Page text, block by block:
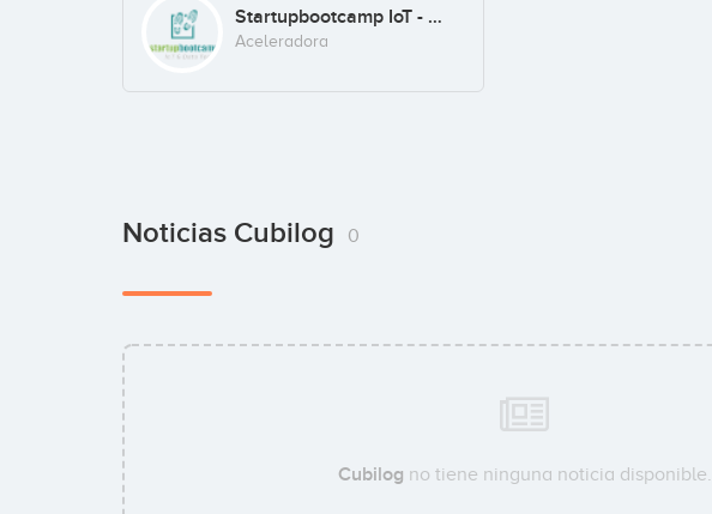
Startupbootcamp IoT - Data Tech
Aceleradora
Noticias Cubilog 0
Cubilog no tiene ninguna noticia disponible.